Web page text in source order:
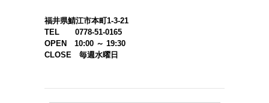
福井県鯖江市本町1-3-21
TEL 0778-51-0165
OPEN 10:00 ～ 19:30
CLOSE 毎週水曜日